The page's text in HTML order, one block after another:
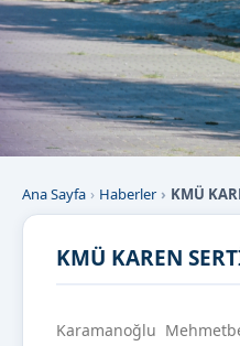
Ana Sayfa Haberler KMÜ
KMÜ KAREN
Karamanoğlu